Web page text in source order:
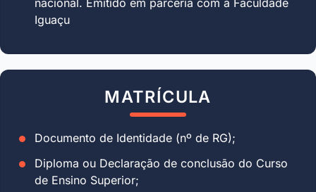
Iguaçu
MATRÍCULA
Documento de Identidade (nº de RG);
Diploma ou Declaração de conclusão do Curso
de Ensino Superior;